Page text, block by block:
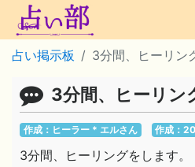
占い掲示板 3分間、ヒーリン
3分間、ヒーリン
作成：ヒーラー * エルさん 作成：
3分間、ヒーリングをします。